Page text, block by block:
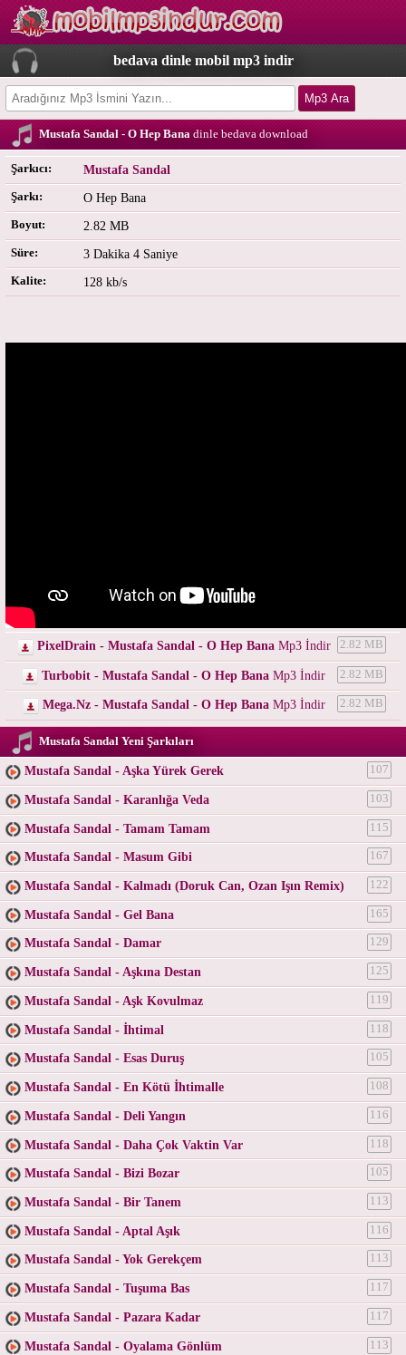
bedava dinle mobil mp3 indir
Mustafa Sandal - O Hep Bana dinle bedava download
Şarkıcı: Mustafa Sandal
Şarkı: O Hep Bana
Boyut: 2.82 MB
Süre: 3 Dakika 4 Saniye
Kalite: 128 kb/s
PixelDrain - Mustafa Sandal - O Hep BanaMp3 İndir 2.82 MB
Turbobit - Mustafa Sandal - O Hep Bana Mp3 İndir 2.82 MB
Mega.Nz - Mustafa Sandal - O Hep BanaMp3 İndir 2.82 MB
Mustafa Sandal Yeni Şarkıları
Mustafa Sandal - Aşka Yürek Gerek 107
Mustafa Sandal - Karanlığa Veda 103
Mustafa Sandal - Tamam Tamam 115
Mustafa Sandal - Masum Gibi 167
Mustafa Sandal - Kalmadı (Doruk Can, Ozan Işın Remix) 122
Mustafa Sandal - Gel Bana 165
Mustafa Sandal - Damar 129
Mustafa Sandal - Aşkına Destan 125
Mustafa Sandal - Aşk Kovulmaz 119
Mustafa Sandal - İhtimal 118
Mustafa Sandal - Esas Duruş 105
Mustafa Sandal - En Kötü İhtimalle 108
Mustafa Sandal - Deli Yangın 116
Mustafa Sandal - Daha Çok Vaktin Var 118
Mustafa Sandal - Bizi Bozar 105
Mustafa Sandal - Bir Tanem 113
Mustafa Sandal - Aptal Aşık 116
Mustafa Sandal - Yok Gerekçem 113
Mustafa Sandal - Tuşuma Bas 117
Mustafa Sandal - Pazara Kadar 117
Mustafa Sandal - Oyalama Gönlüm 113